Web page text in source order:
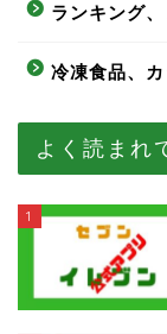
ランキング
冷凍食品、
よく読まれ
1